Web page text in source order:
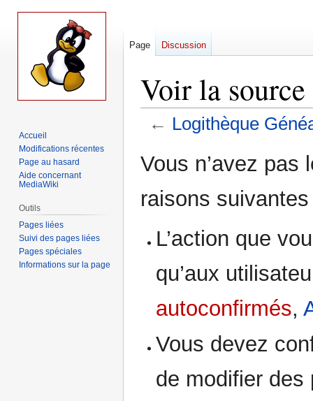
Voir la
← Logithèque
à
navigation
à
recherche
Vous n’avez pas
raisons suivantes
L’action que
qu’aux
autoconfirmés,
Vous devez
de modifier des
Page Discussion
Accueil
Modifications récentes
Page au hasard
Aide concernant
MediaWiki
Outils
Pages liées
Suivi des pages liées
Pages spéciales
Informations sur la page